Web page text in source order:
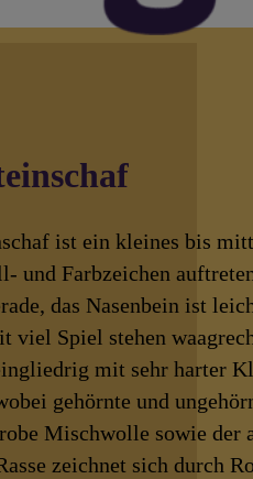
ist ein kleines bis
und Farbzeichen
das Nasenbein ist
viel Spiel stehen
mit sehr harter
gehörnte und
Mischwolle sowie der
zeichnet sich durch